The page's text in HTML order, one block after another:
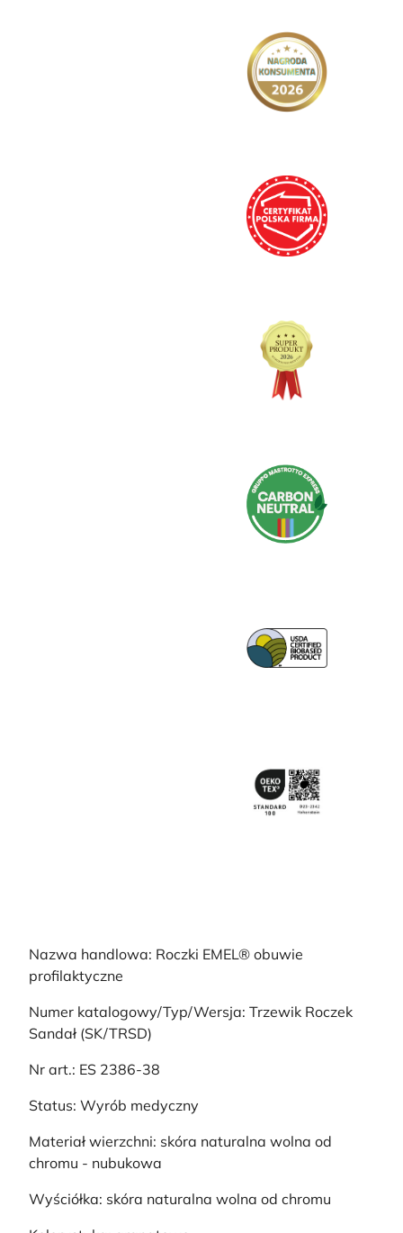
Nazwa handlowa: Roczki EMEL® obuwie
profilaktyczne
Numer katalogowy/Typ/Wersja: Trzewik Roczek
Sandał (SK/TRSD)
Nr art.: ES 2386-38
Status: Wyrób medyczny
Materiał wierzchni: skóra naturalna wolna od
chromu - nubukowa
Wyściółka: skóra naturalna wolna od chromu